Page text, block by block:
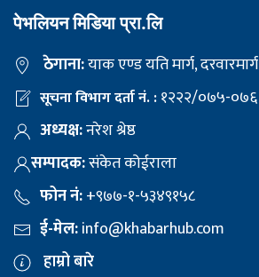
पेभलियन मिडिया प्रा.लि
ठेगाना:याक एण्ड यति मार्ग, दरवारमार्ग
सूचना विभाग दर्ता नं. :१२२२/०७५-०७६
अध्यक्ष:नरेश श्रेष्ठ
सम्पादक:संकेत कोईराला
फोन नं:+९७७-१-५३४९१५८
ई-मेल:info@khabarhub.com
हाम्रो बारे